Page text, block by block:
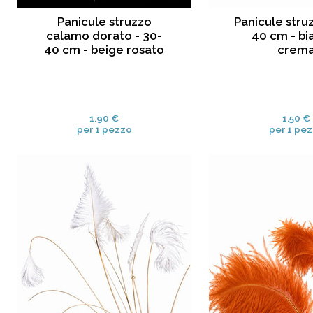
Panicule struzzo
calamo dorato - 30-
40 cm - beige rosato
1.90 €
per 1 pezzo
Panicule
40 cm -
1.50 €
per 1